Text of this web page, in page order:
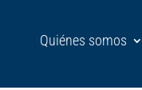
Quiénes somos